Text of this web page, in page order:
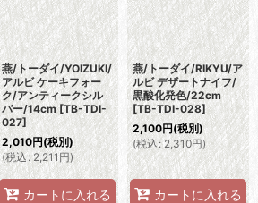
燕/トーダイ/YOIZUKI/
アルビ ケーキフォー
ク/アンティークシル
バー/14cm [TB-TDI-
027]
2,010円(税別)
(税込: 2,211円)
カートに入れる
燕/トーダイ/RIKYU/ア
ルビ デザートナイフ/
黒酸化発色/22cm
[TB-TDI-028]
2,100円(税別)
(税込: 2,310円)
カートに入れる